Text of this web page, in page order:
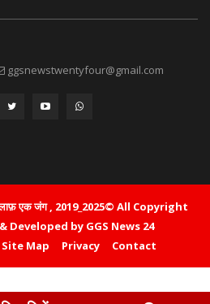
ggsnewstwentyfour@gmail.com
एक जंग , 2019_2025© All Copyright
Developed by GGS News 24
Site Map Privacy Contact